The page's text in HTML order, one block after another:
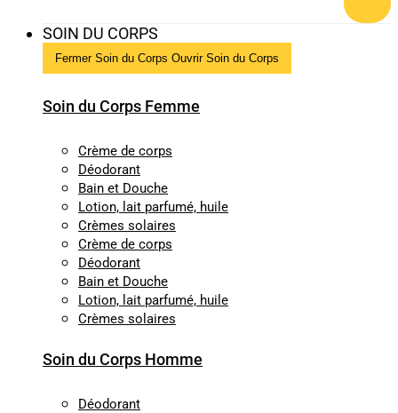
SOIN DU CORPS
Fermer Soin du Corps Ouvrir Soin du Corps
Soin du Corps Femme
Crème de corps
Déodorant
Bain et Douche
Lotion, lait parfumé, huile
Crèmes solaires
Crème de corps
Déodorant
Bain et Douche
Lotion, lait parfumé, huile
Crèmes solaires
Soin du Corps Homme
Déodorant